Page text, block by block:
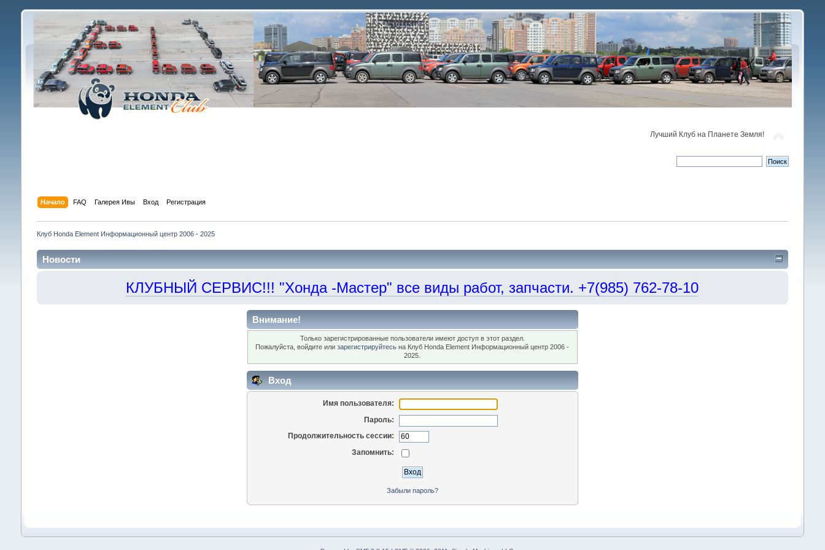
Лучший Клуб на Планете Земля!
Начало FAQ Галерея Ивы Вход Регистрация
Клуб Honda Element Информационный центр 2006 - 2025
Новости
КЛУБНЫЙ СЕРВИС!!! "Хонда -Мастер" все виды работ, запчасти. +7(985) 762-78-10
Внимание!
Только зарегистрированные пользователи имеют доступ в этот раздел.
Пожалуйста, войдите илизарегистрируйтесь на Клуб Honda Element Информационный центр 2006 -
2025.
Вход
Имя пользователя:
Пароль:
Продолжительность сессии:
Запомнить:
Забыли пароль?